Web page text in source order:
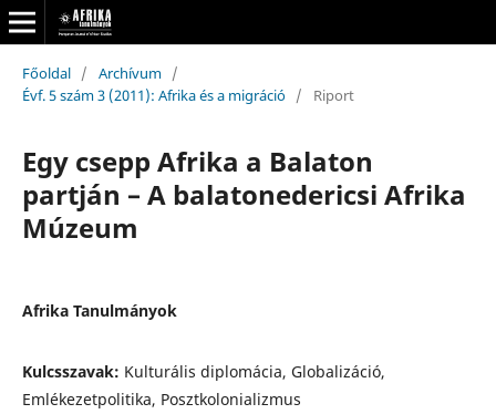
Főoldal / Archívum /
Évf. 5 szám 3 (2011): Afrika és a migráció / Riport
Egy csepp Afrika a Balaton
partján – A balatonedericsi Afrika
Múzeum
Afrika Tanulmányok
Kulcsszavak: Kulturális diplomácia, Globalizáció,
Emlékezetpolitika, Posztkolonializmus